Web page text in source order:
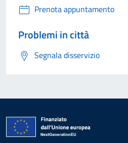
Prenota appuntamento
Problemi in città
Segnala disservizio